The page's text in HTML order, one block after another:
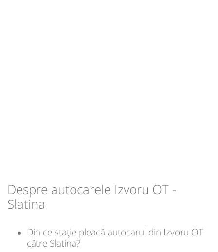
Despre autocarele Izvoru OT -
Slatina
Din ce stație pleacă autocarul din Izvoru OT
către Slatina?